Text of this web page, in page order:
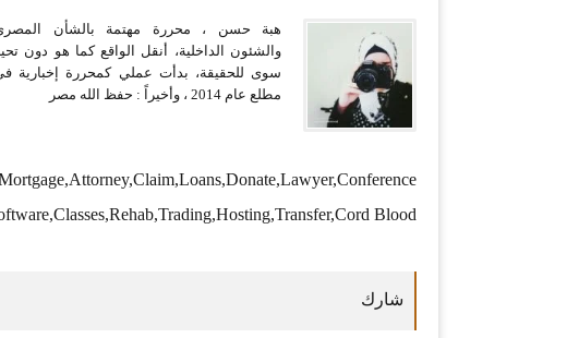
هبة حسن ، محررة مهتمة بالشأن
والشئون الداخلية، أنقل الواقع كما هو دون
سوى للحقيقة، بدأت عملي كمحررة إخبارية
مطلع عام 2014 ، وأخيراً : حفظ الله مصر
Blood